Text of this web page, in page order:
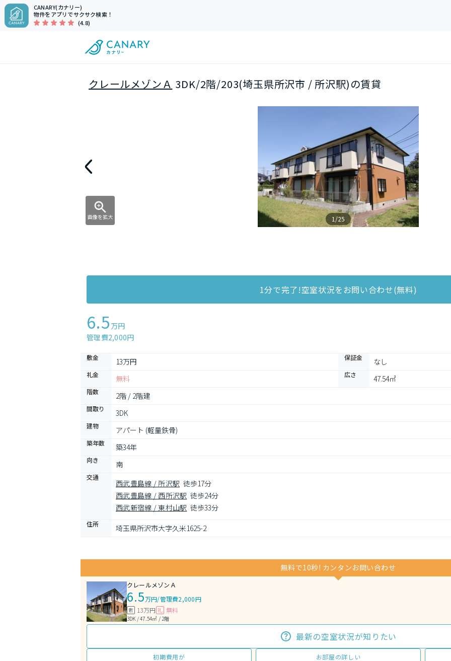
CANARY(カナリー)
物件をアプリでサクサク検索！
(4.8)
クレールメゾンＡ 3DK/2階/203(埼玉県所沢市 / 所沢駅)の賃貸
画像を拡大 1/25
1分で完了!空室状況をお問い合わせ(無料)
6.5 万円
管理費2,000円
敷金 13万円 保証金 なし
礼金 無料 広さ 47.54㎡
階数 2階 / 2階建
間取り 3DK
建物 アパート (軽量鉄骨)
築年数 築34年
向き 南
交通
西武豊島線 / 所沢駅 徒歩17分
西武豊島線 / 西所沢駅 徒歩24分
西武新宿線 / 東村山駅 徒歩33分
住所 埼玉県所沢市大字久米1625-2
無料で10秒! カンタンお問い合わせ
クレールメゾンＡ
6.5万円/管理費2,000円
敷 13万円 礼 無料
3DK / 47.54㎡ / 2階
最新の空室状況が知りたい
初期費用が
お部屋の詳しい